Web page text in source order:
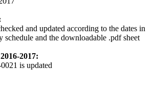
and updated according to the dates in
schedule and the downloadable .pdf sheet
2017:
is updated